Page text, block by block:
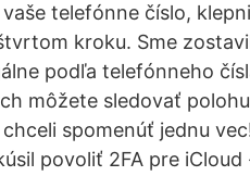
telefónne číslo,
kroku. Sme
podľa telefónneho
môžete sledovať
spomenúť jednu
povoliť 2FA pre